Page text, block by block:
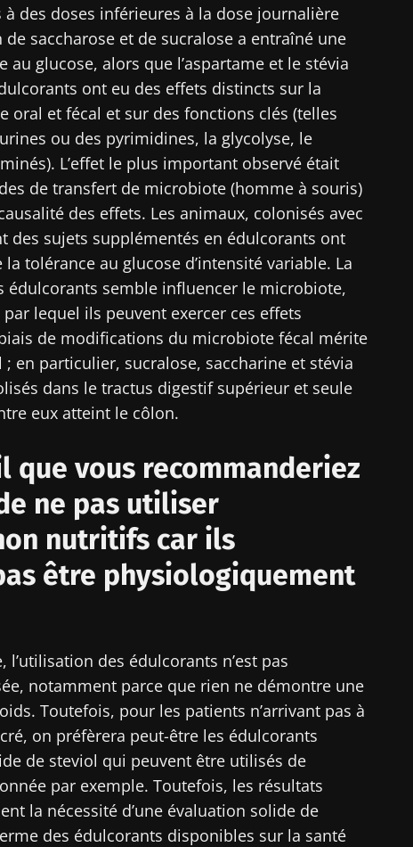
des doses inférieures à la dose journalière
de saccharose et de sucralose a entraîné une
au glucose, alors que l’aspartame et le stévia
ont eu des effets distincts sur la
oral et fécal et sur des fonctions clés (telles
ou des pyrimidines, la glycolyse, le
L’effet le plus important observé était
de transfert de microbiote (homme à souris)
des effets. Les animaux, colonisés avec
des sujets supplémentés en édulcorants ont
tolérance au glucose d’intensité variable. La
édulcorants semble influencer le microbiote,
lequel ils peuvent exercer ces effets
de modifications du microbiote fécal mérite
; en particulier, sucralose, saccharine et stévia
dans le tractus digestif supérieur et seule
eux atteint le côlon.
que vous recommanderiez
ne pas utiliser
nutritifs car ils
être physiologiquement
des édulcorants n’est pas
notamment parce que rien ne démontre une
Toutefois, pour les patients n’arrivant pas à
on préfèrera peut-être les édulcorants
de steviol qui peuvent être utilisés de
par exemple. Toutefois, les résultats
la nécessité d’une évaluation solide de
des édulcorants disponibles sur la santé
le point d'être redirigé et de quitter notre site web
sur le site Web du Biocodex Microbiota Institute
Microbiota des professionnels de santé et
le "Microbiota Digest" et le "HCP Magazine"
actualités sur le microbiote.
m'inscrire afin de recevoir d'autres actualités de Biocodex
les CGU et lapolitique de protection des données
Institute
lesCGU et lapolitique de protection des données
Institute
la
Microbiote
intratumoral du
cancer colorectal : un
pronostique
indépendant ?
Lire l'article
Une